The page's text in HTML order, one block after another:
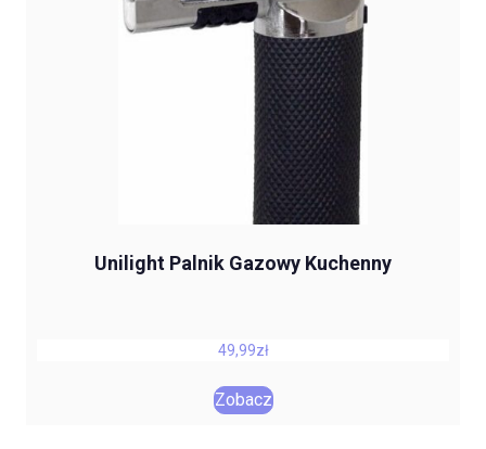
Unilight Palnik Gazowy Kuchenny
49,99zł
Zobacz